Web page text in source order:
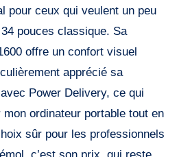
pour ceux qui veulent un peu
34 pouces classique. Sa
offre un confort visuel
apprécié sa
Power Delivery, ce qui
ordinateur portable tout en
sûr pour les professionnels